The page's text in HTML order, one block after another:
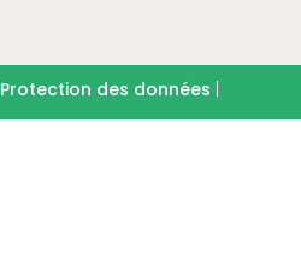
Protection des données |